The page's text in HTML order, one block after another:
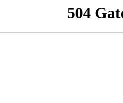
504